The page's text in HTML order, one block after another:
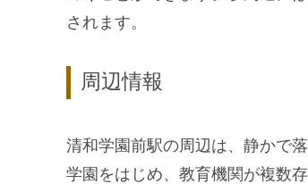
されます。
周辺情報
清和学園前駅の周辺は、静かで
学園をはじめ、教育機関が複数